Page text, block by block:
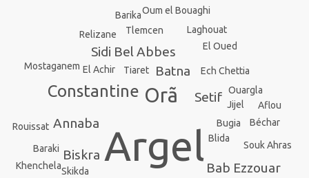
Argel
Orã
Constantine
Biskra
Setif
Batna
Bab Ezzouar
Annaba
Sidi Bel Abbes
Blida
Tiaret Ech Chettia
Bugia
Skikda
El Achir
Souk Ahras
Jijel
Béchar
El Oued
Tlemcen
Relizane
Mostaganem
Ouargla
Khenchela
Laghouat
Baraki
Oum el Bouaghi
Barika
Aflou
Rouissat